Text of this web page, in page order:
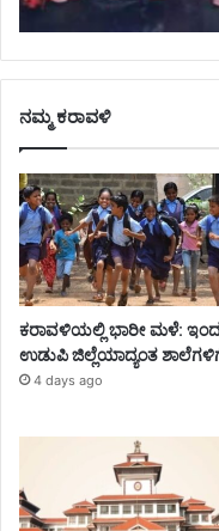
ನಮ್ಮ ಕರಾವಳಿ
ಕರಾವಳಿಯಲ್ಲಿ ಭಾರೀ ಮಳೆ:
ಉಡುಪಿ ಜಿಲ್ಲೆಯಾದ್ಯಂತ
4 days ago